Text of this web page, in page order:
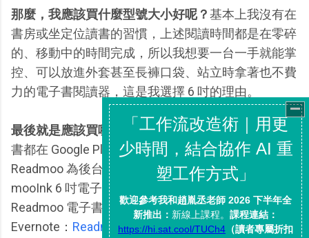
那麼，我應該買什麼型號大小好呢？基本上我沒有在
書房或坐定位讀書的習慣，上述閱讀時間都是在零碎
的、移動中的時間完成，所以我想要一台一手就能掌
控、可以放進外套甚至長褲口袋、站立時拿著也不費
力的電子書閱讀器，這是我選擇 6 吋的理由。
最後就是應該買哪一家的好呢？因為目前我大多數購
書都在 Google Play 或 Readmoo ，所以就選擇以
Readmoo 為後台，可以閱讀 Readmoo 電子書的「
mooInk 6 吋電子書閱讀器」。（加上之前有研究過
Readmoo 電子書的劃線筆記可以直接匯出到
Evernote： Readmoo 電子書劃線筆記匯出 Evernote